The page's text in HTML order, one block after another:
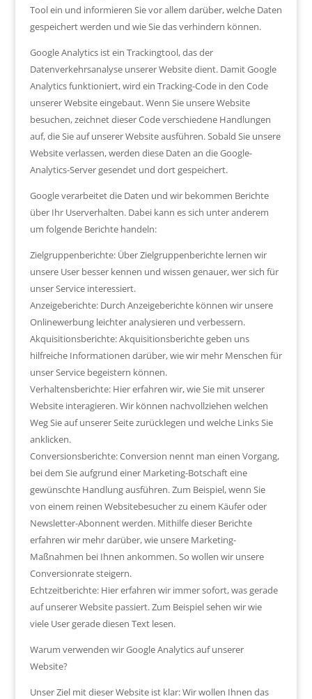
Tool ein und informieren Sie vor allem darüber, welche Daten
gespeichert werden und wie Sie das verhindern können.
Google Analytics ist ein Trackingtool, das der
Datenverkehrsanalyse unserer Website dient. Damit Google
Analytics funktioniert, wird ein Tracking-Code in den Code
unserer Website eingebaut. Wenn Sie unsere Website
besuchen, zeichnet dieser Code verschiedene Handlungen
auf, die Sie auf unserer Website ausführen. Sobald Sie unsere
Website verlassen, werden diese Daten an die Google-
Analytics-Server gesendet und dort gespeichert.
Google verarbeitet die Daten und wir bekommen Berichte
über Ihr Userverhalten. Dabei kann es sich unter anderem
um folgende Berichte handeln:
Zielgruppenberichte: Über Zielgruppenberichte lernen wir
unsere User besser kennen und wissen genauer, wer sich für
unser Service interessiert.
Anzeigeberichte: Durch Anzeigeberichte können wir unsere
Onlinewerbung leichter analysieren und verbessern.
Akquisitionsberichte: Akquisitionsberichte geben uns
hilfreiche Informationen darüber, wie wir mehr Menschen für
unser Service begeistern können.
Verhaltensberichte: Hier erfahren wir, wie Sie mit unserer
Website interagieren. Wir können nachvollziehen welchen
Weg Sie auf unserer Seite zurücklegen und welche Links Sie
anklicken.
Conversionsberichte: Conversion nennt man einen Vorgang,
bei dem Sie aufgrund einer Marketing-Botschaft eine
gewünschte Handlung ausführen. Zum Beispiel, wenn Sie
von einem reinen Websitebesucher zu einem Käufer oder
Newsletter-Abonnent werden. Mithilfe dieser Berichte
erfahren wir mehr darüber, wie unsere Marketing-
Maßnahmen bei Ihnen ankommen. So wollen wir unsere
Conversionrate steigern.
Echtzeitberichte: Hier erfahren wir immer sofort, was gerade
auf unserer Website passiert. Zum Beispiel sehen wir wie
viele User gerade diesen Text lesen.
Warum verwenden wir Google Analytics auf unserer
Website?
Unser Ziel mit dieser Website ist klar: Wir wollen Ihnen das